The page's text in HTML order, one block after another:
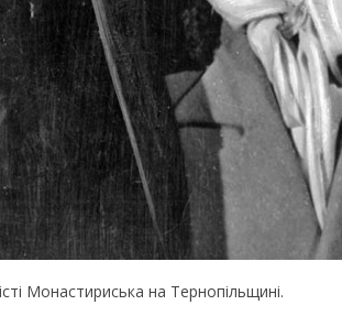
Монастириська на Тернопільщині.